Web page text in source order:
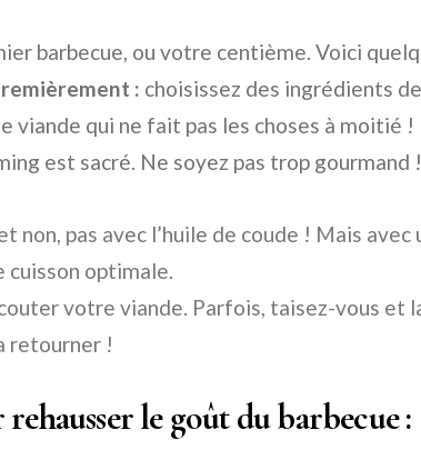
barbecue, ou votre centième. Voici
: choisissez des ingrédients
viande qui ne fait pas les choses à moitié !
est sacré. Ne soyez pas trop gourmand !
non, pas avec l’huile de coude ! Mais avec
cuisson optimale.
votre viande. Parfois, taisez-vous et
retourner !
le goût du barbecue :